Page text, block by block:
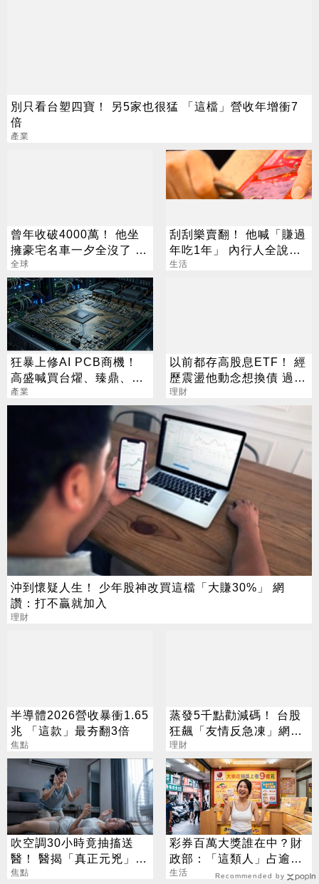
別只看台塑四寶！ 另5家也很猛 「這檔」營收年增衝7
倍
產業
曾年收破4000萬！ 他坐
擁豪宅名車一夕全沒了 卻
喊「比過去更快樂」
全球
刮刮樂賣翻！ 他喊「賺過
年吃1年」 內行人全說
了：生存不易
生活
狂暴上修AI PCB商機！
高盛喊買台燿、臻鼎、台
產業
以前都存高股息ETF！ 經
歷震盪他動念想換債 過來
人說話了
理財
沖到懷疑人生！ 少年股神改買這檔「大賺30%」 網
讚：打不贏就加入
理財
半導體2026營收暴衝1.65
兆 「這款」最夯翻3倍
焦點
蒸發5千點勸減碼！ 台股
狂飆「友情反急凍」網
嘆：少管閒事
理財
吹空調30小時竟抽搐送
醫！ 醫揭「真正元兇」：
不是冷氣
焦點
彩券百萬大獎誰在中？財
政部：「這類人」占逾6
成
生活 Recommended by